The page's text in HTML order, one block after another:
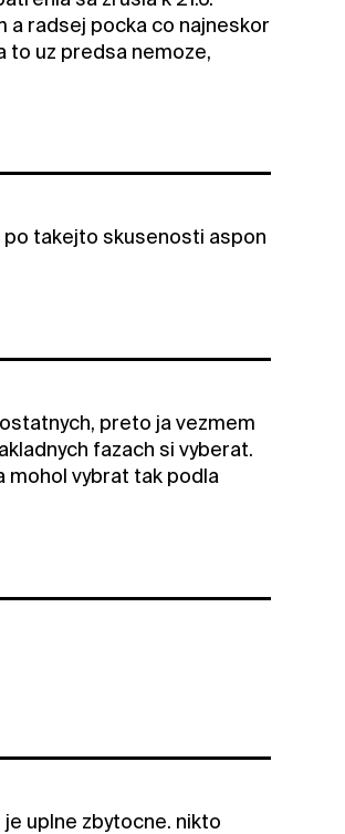
a radsej pocka co najneskor
to uz predsa nemoze,
po takejto skusenosti aspon
preto ja vezmem
fazach si vyberat.
mohol vybrat tak podla
uplne zbytocne. nikto